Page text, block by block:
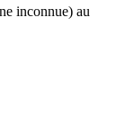
inconnue) au